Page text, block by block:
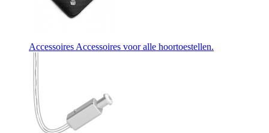
AccessoiresAccessoires voor alle hoortoestellen.